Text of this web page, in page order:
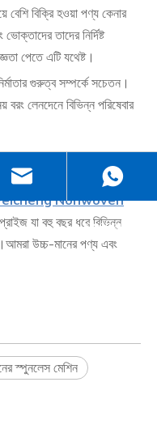
বেশি বিক্রি হওয়া পণ্য কেনার
তাদের নির্দিষ্ট
পেতে এটি যথেষ্ট।
গুরুত্ব সম্পর্কে সচেতন।
বরং লেনদেনে বিভিন্ন পরিষেবার
করে ক্রয় পছন্দ করার সময়
Nonwoven
যা বহু বছর ধরে বিভিন্ন
উচ্চ-মানের পণ্য এবং
স্পুনলেস মেশিন
1232